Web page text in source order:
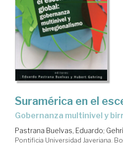
Suramérica en el
gobernanza multinivel y
Pastrana Buelvas, Eduardo;
Pontificia Universidad Javeriana.